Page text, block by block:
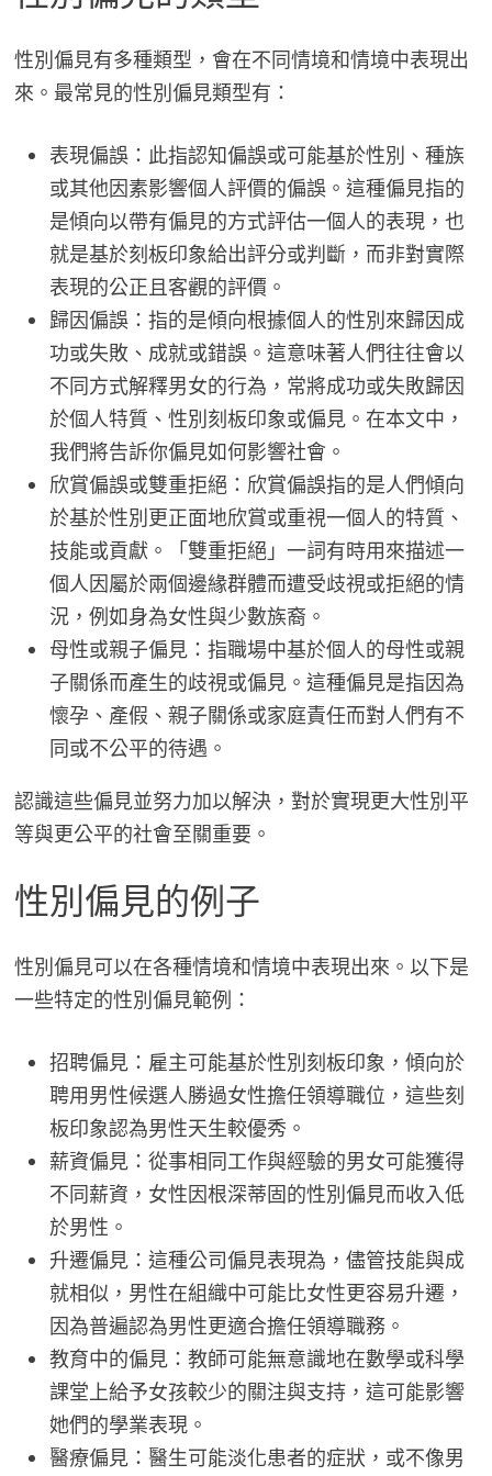
性別偏見有多種類型，會在不同情境和情境中表現出
來。最常見的性別偏見類型有：
表現偏誤：此指認知偏誤或可能基於性別、種族
或其他因素影響個人評價的偏誤。這種偏見指的
是傾向以帶有偏見的方式評估一個人的表現，也
就是基於刻板印象給出評分或判斷，而非對實際
表現的公正且客觀的評價。
歸因偏誤：指的是傾向根據個人的性別來歸因成
功或失敗、成就或錯誤。這意味著人們往往會以
不同方式解釋男女的行為，常將成功或失敗歸因
於個人特質、性別刻板印象或偏見。在本文中，
我們將告訴你偏見如何影響社會。
欣賞偏誤或雙重拒絕：欣賞偏誤指的是人們傾向
於基於性別更正面地欣賞或重視一個人的特質、
技能或貢獻。「雙重拒絕」一詞有時用來描述一
個人因屬於兩個邊緣群體而遭受歧視或拒絕的情
況，例如身為女性與少數族裔。
母性或親子偏見：指職場中基於個人的母性或親
子關係而產生的歧視或偏見。這種偏見是指因為
懷孕、產假、親子關係或家庭責任而對人們有不
同或不公平的待遇。
認識這些偏見並努力加以解決，對於實現更大性別平
等與更公平的社會至關重要。
性別偏見的例子
性別偏見可以在各種情境和情境中表現出來。以下是
一些特定的性別偏見範例：
招聘偏見：雇主可能基於性別刻板印象，傾向於
聘用男性候選人勝過女性擔任領導職位，這些刻
板印象認為男性天生較優秀。
薪資偏見：從事相同工作與經驗的男女可能獲得
不同薪資，女性因根深蒂固的性別偏見而收入低
於男性。
升遷偏見：這種公司偏見表現為，儘管技能與成
就相似，男性在組織中可能比女性更容易升遷，
因為普遍認為男性更適合擔任領導職務。
教育中的偏見：教師可能無意識地在數學或科學
課堂上給予女孩較少的關注與支持，這可能影響
她們的學業表現。
醫療偏見：醫生可能淡化患者的症狀，或不像男